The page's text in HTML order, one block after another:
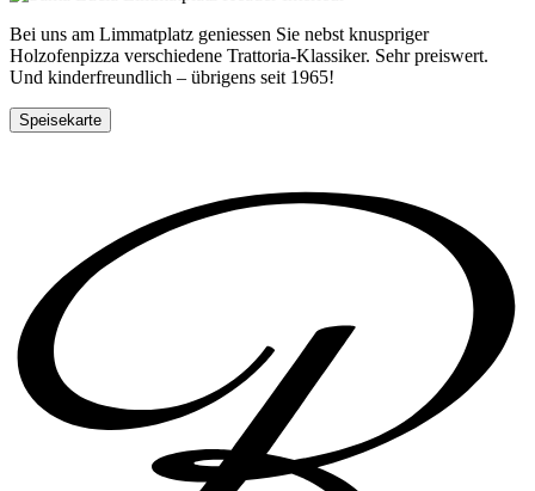
Bei uns am Limmatplatz geniessen Sie nebst knuspriger
Holzofenpizza verschiedene Trattoria-Klassiker. Sehr preiswert.
Und kinderfreundlich – übrigens seit 1965!
Speisekarte